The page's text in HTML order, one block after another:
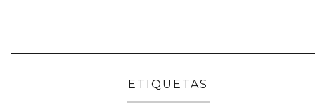
ETIQUETAS